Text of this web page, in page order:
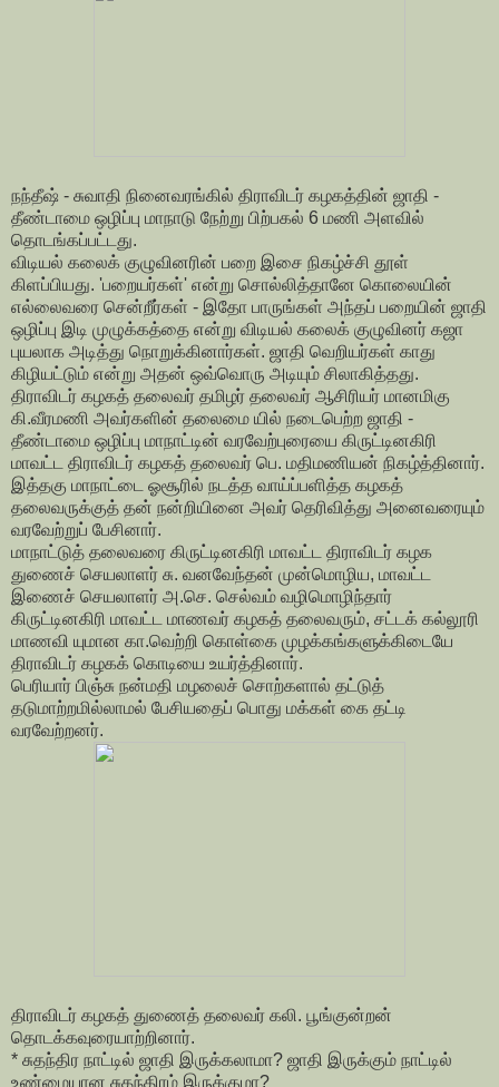
நந்தீஷ் - சுவாதி நினைவரங்கில் திராவிடர் கழகத்தின் ஜாதி -
தீண்டாமை ஒழிப்பு மாநாடு நேற்று பிற்பகல் 6 மணி அளவில்
தொடங்கப்பட்டது.
விடியல் கலைக் குழுவினரின் பறை இசை நிகழ்ச்சி தூள்
கிளப்பியது. 'பறையர்கள்' என்று சொல்லித்தானே கொலையின்
எல்லைவரை சென்றீர்கள் - இதோ பாருங்கள் அந்தப் பறையின் ஜாதி
ஒழிப்பு இடி முழுக்கத்தை என்று விடியல் கலைக் குழுவினர் கஜா
புயலாக அடித்து நொறுக்கினார்கள். ஜாதி வெறியர்கள் காது
கிழியட்டும் என்று அதன் ஒவ்வொரு அடியும் சிலாகித்தது.
திராவிடர் கழகத் தலைவர் தமிழர் தலைவர் ஆசிரியர் மானமிகு
கி.வீரமணி அவர்களின் தலைமை யில் நடைபெற்ற ஜாதி -
தீண்டாமை ஒழிப்பு மாநாட்டின் வரவேற்புரையை கிருட்டினகிரி
மாவட்ட திராவிடர் கழகத் தலைவர் பெ. மதிமணியன் நிகழ்த்தினார்.
இத்தகு மாநாட்டை ஓசூரில் நடத்த வாய்ப்பளித்த கழகத்
தலைவருக்குத் தன் நன்றியினை அவர் தெரிவித்து அனைவரையும்
வரவேற்றுப் பேசினார்.
மாநாட்டுத் தலைவரை கிருட்டினகிரி மாவட்ட திராவிடர் கழக
துணைச் செயலாளர் சு. வனவேந்தன் முன்மொழிய, மாவட்ட
இணைச் செயலாளர் அ.செ. செல்வம் வழிமொழிந்தார்
கிருட்டினகிரி மாவட்ட மாணவர் கழகத் தலைவரும், சட்டக் கல்லூரி
மாணவி யுமான கா.வெற்றி கொள்கை முழக்கங்களுக்கிடையே
திராவிடர் கழகக் கொடியை உயர்த்தினார்.
பெரியார் பிஞ்சு நன்மதி மழலைச் சொற்களால் தட்டுத்
தடுமாற்றமில்லாமல் பேசியதைப் பொது மக்கள் கை தட்டி
வரவேற்றனர்.
திராவிடர் கழகத் துணைத் தலைவர் கலி. பூங்குன்றன்
தொடக்கவுரையாற்றினார்.
* சுதந்திர நாட்டில் ஜாதி இருக்கலாமா? ஜாதி இருக்கும் நாட்டில்
உண்மையான சுதந்திரம் இருக்குமா?